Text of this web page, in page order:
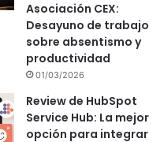
Asociación CEX:
Desayuno de trabajo
sobre absentismo y
productividad
01/03/2026
Review de HubSpot
Service Hub: La mejor
opción para integrar